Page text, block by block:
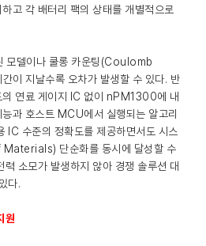
고 각 배터리 팩의 상태를 개별적으로
모델이나 쿨롱 카운팅(Coulomb
이 지날수록 오차가 발생할 수 있다. 반
의 연료 게이지 IC 없이 nPM1300에 내
과 호스트 MCU에서 실행되는 알고리
IC 수준의 정확도를 제공하면서도 시스
단순화를 동시에 달성할 수
소모가 발생하지 않아 경쟁 솔루션 대
다.
원